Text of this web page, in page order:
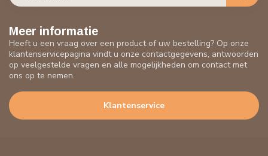
Meer informatie
Heeft u een vraag over een product of uw bestelling? Op onze
klantenservicepagina vindt u onze contactgegevens, antwoorden
op veelgestelde vragen en alle mogelijkheden om contact met
ons op te nemen.
Klantenservice